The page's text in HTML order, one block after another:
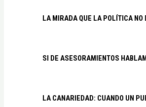
LA MIRADA QUE LA POLÍTICA
SI DE ASESORAMIENTOS
LA CANARIEDAD: CUANDO UN